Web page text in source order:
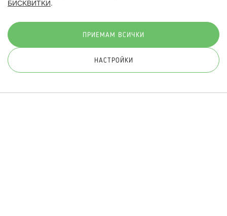
© 2026 Hippoland.net. Всички права запазени
БИСКВИТКИ .
ПРИЕМАМ ВСИЧКИ
НАСТРОЙКИ